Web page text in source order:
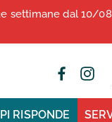
ALBO OPI
RISPONDE
settimane dal 10/